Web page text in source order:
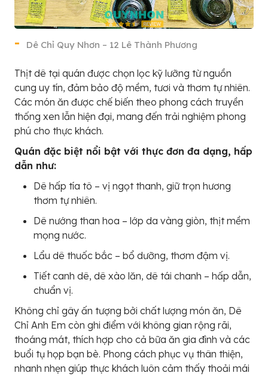
Dê Chỉ Quy Nhơn – 12 Lê Thành Phương
Thịt dê tại quán được chọn lọc kỹ lưỡng từ nguồn
cung uy tín, đảm bảo độ mềm, tươi và thơm tự nhiên.
Các món ăn được chế biến theo phong cách truyền
thống xen lẫn hiện đại, mang đến trải nghiệm phong
phú cho thực khách.
Quán đặc biệt nổi bật với thực đơn đa dạng, hấp
dẫn như:
Dê hấp tía tô – vị ngọt thanh, giữ trọn hương
thơm tự nhiên.
Dê nướng than hoa – lớp da vàng giòn, thịt mềm
mọng nước.
Lẩu dê thuốc bắc – bổ dưỡng, thơm đậm vị.
Tiết canh dê, dê xào lăn, dê tái chanh – hấp dẫn,
chuẩn vị.
Không chỉ gây ấn tượng bởi chất lượng món ăn, Dê
Chỉ Anh Em còn ghi điểm với không gian rộng rãi,
thoáng mát, thích hợp cho cả bữa ăn gia đình và các
buổi tụ họp bạn bè. Phong cách phục vụ thân thiện,
nhanh nhẹn giúp thực khách luôn cảm thấy thoải mái